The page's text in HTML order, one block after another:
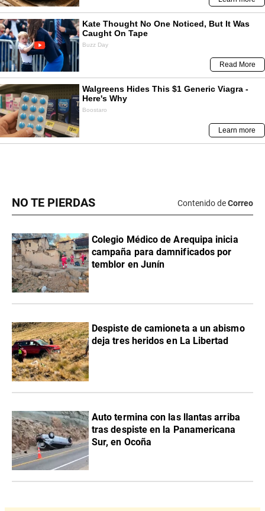
NO TE PIERDAS Contenido deCorreo
Colegio Médico de Arequipa inicia
campaña para damnificados por
temblor en Junín
Despiste de camioneta a un abismo
deja tres heridos en La Libertad
Auto termina con las llantas arriba
tras despiste en la Panamericana
Sur, en Ocoña